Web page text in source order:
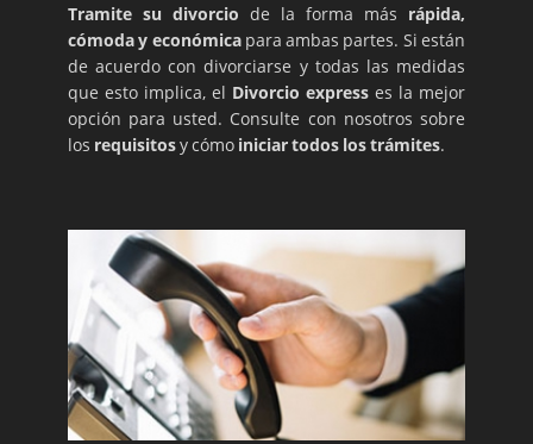
Tramite su divorcio de la forma más rápida,
cómoda y económicapara ambas partes. Si están
de acuerdo con divorciarse y todas las medidas
que esto implica, el Divorcio expresses la mejor
opción para usted. Consulte con nosotros sobre
los requisitosy cómo iniciar todos los trámites.